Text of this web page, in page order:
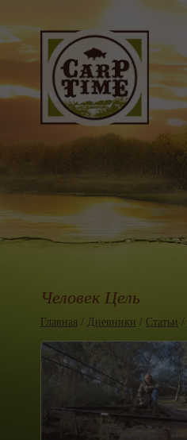
Человек Цель
Главная / Дневники / Статьи /